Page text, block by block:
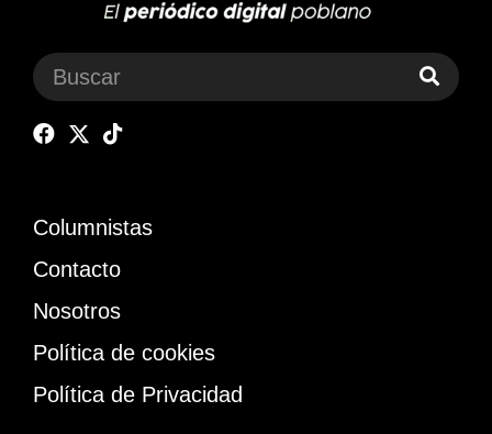
Columnistas
Contacto
Nosotros
Política de cookies
Política de Privacidad